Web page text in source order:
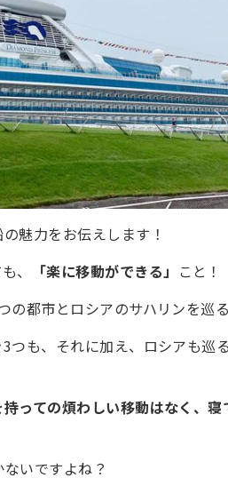
魅力をお伝えします！
、
「楽に移動ができる」 こと！
の都市とロシアのサハリンを巡
つも、それに加え、ロシアも巡
っての煩わしい移動はなく、
いですよね？